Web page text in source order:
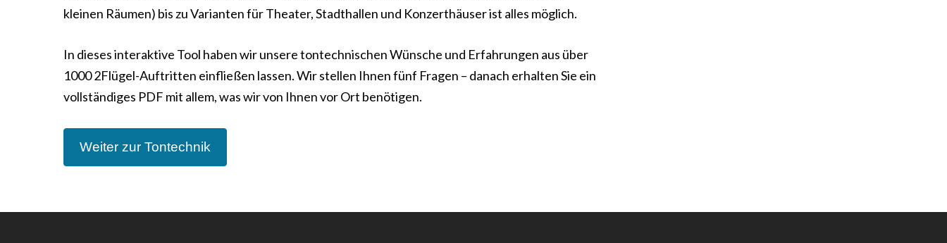
kleinen Räumen) bis zu Varianten für Theater, Stadthallen und Konzerthäuser ist alles möglich.
In dieses interaktive Tool haben wir unsere tontechnischen Wünsche und Erfahrungen aus über
1000 2Flügel-Auftritten einfließen lassen. Wir stellen Ihnen fünf Fragen – danach erhalten Sie ein
vollständiges PDF mit allem, was wir von Ihnen vor Ort benötigen.
Weiter zur Tontechnik